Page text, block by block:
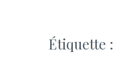
Étiquette :